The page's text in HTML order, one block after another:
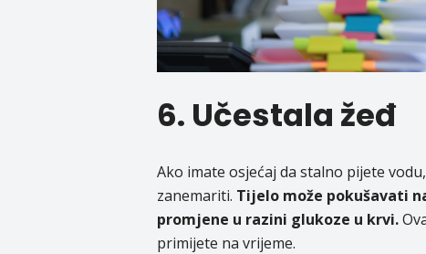
6. Učestala žeđ
Ako imate osjećaj da stalno pijete
zanemariti. Tijelo može pokušavati
promjene u razini glukoze u krvi.
primijete na vrijeme.